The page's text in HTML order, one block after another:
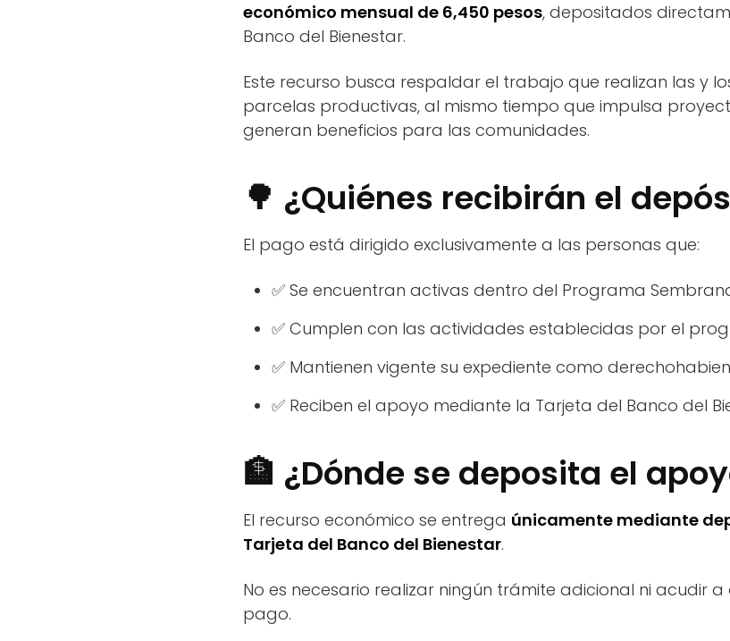
económico mensual de 6,450 pesos, depositados
Banco del Bienestar.
Este recurso busca respaldar el trabajo que realizan las y
parcelas productivas, al mismo tiempo que impulsa
generan beneficios para las comunidades.
🌳 ¿Quiénes recibirán el
El pago está dirigido exclusivamente a las personas que:
✅ Se encuentran activas dentro del Programa
✅ Cumplen con las actividades establecidas por el
✅ Mantienen vigente su expediente como
✅ Reciben el apoyo mediante la Tarjeta del Banco del
🏦 ¿Dónde se deposita el
El recurso económico se entrega únicamente mediante
Tarjeta del Banco del Bienestar.
No es necesario realizar ningún trámite adicional ni acudir
pago.